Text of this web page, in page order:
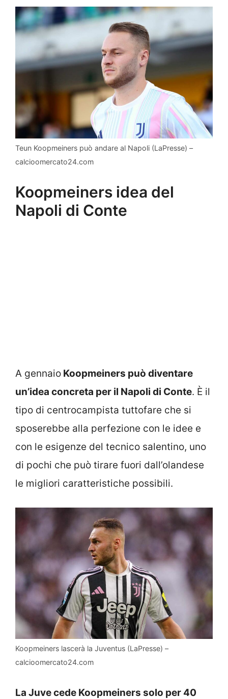
Teun Koopmeiners può andare al Napoli (LaPresse) –
calcioomercato24.com
Koopmeiners idea del
Napoli di Conte
A gennaio Koopmeiners può diventare
un’idea concreta per il Napoli di Conte. È il
tipo di centrocampista tuttofare che si
sposerebbe alla perfezione con le idee e
con le esigenze del tecnico salentino, uno
di pochi che può tirare fuori dall’olandese
le migliori caratteristiche possibili.
Koopmeiners lascerà la Juventus (LaPresse) –
calcioomercato24.com
La Juve cede Koopmeiners solo per 40